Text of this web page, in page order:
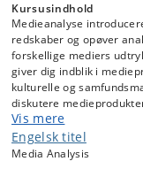
Kursusindhold
Medieanalyse
redskaber og opøver
forskellige mediers
giver dig indblik i
kulturelle og
diskutere
Det er frivilligt at
Vis mere
Engelsk titel
Media Analysis